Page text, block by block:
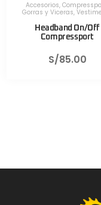
Accesorios,
Gorras y Viceras,
Headband On/Off
Compressport
S/85.00